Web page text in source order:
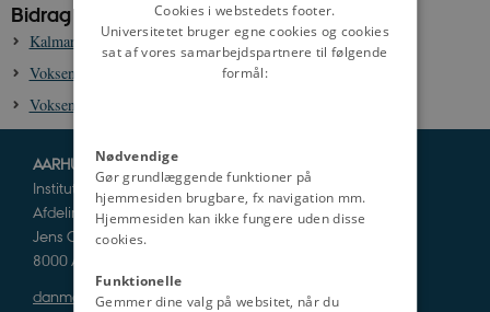
Bidrag til danmarkshistorien.dk:
Kalmarunionen, 1397-1523
Voksende byer - del 2 - Gellerupvisionen
Voksende byer - del 3 - Vidner til forandring
AARHUS UNIVERSITET
Institut for Kultur og Samfund
Afdeling for Historie og Klassiske Studier
Jens Chr. Skous Vej 5
8000 Aarhus C
danmarkshistorien@cas.au.dk
Cookies i webstedets footer.
Universitetet bruger egne cookies og cookies
sat af vores samarbejdspartnere til følgende
formål:
Nødvendige
Gør grundlæggende funktioner på
hjemmesiden brugbare, fx navigation mm.
Hjemmesiden kan ikke fungere uden disse
cookies.
Funktionelle
Gemmer dine valg på websitet, når du